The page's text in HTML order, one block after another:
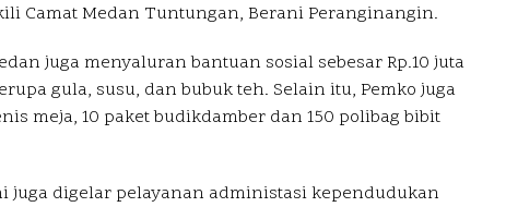
Camat Medan Tuntungan, Berani Peranginangin.
juga menyaluran bantuan sosial sebesar Rp.10 juta
gula, susu, dan bubuk teh. Selain itu, Pemko juga
meja, 10 paket budikdamber dan 150 polibag bibit
juga digelar pelayanan administasi kependudukan